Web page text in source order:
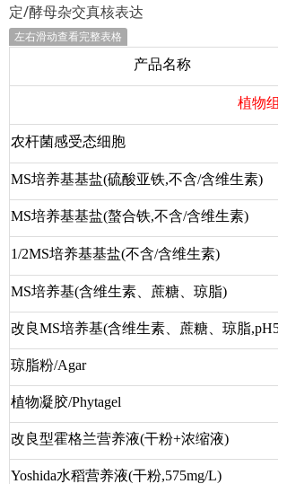
定/酵母杂交真核表达
左右滑动查看完整表格
产品名称
植物组
农杆菌感受态细胞
MS培养基基盐(硫酸亚铁,不含/含维生素)
MS培养基基盐(螯合铁,不含/含维生素)
1/2MS培养基基盐(不含/含维生素)
MS培养基(含维生素、蔗糖、琼脂)
改良MS培养基(含维生素、蔗糖、琼脂,pH5.8)
琼脂粉/Agar
植物凝胶/Phytagel
改良型霍格兰营养液(干粉+浓缩液)
Yoshida水稻营养液(干粉,575mg/L)